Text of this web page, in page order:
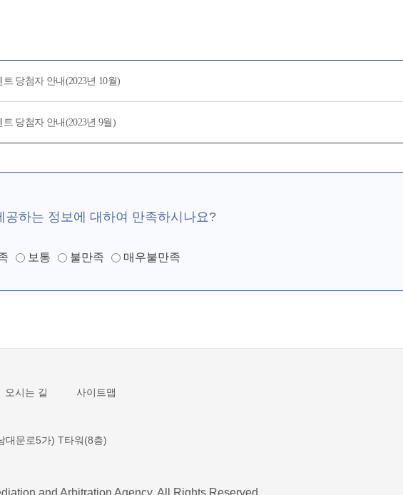
당첨자 안내(2023년 10월)
당첨자 안내(2023년 9월)
공하는 정보에 대하여 만족하시나요?
보통 불만족 매우불만족
오시는 길 사이트맵
대문로5가) T타워(8층)
and Arbitration Agency. All Rights Reserved.